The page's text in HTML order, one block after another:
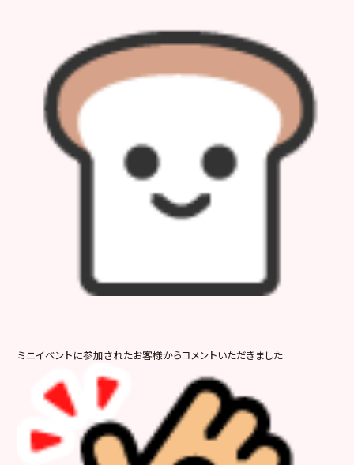
ミニイベントに参加されたお客様からコメントいただきました